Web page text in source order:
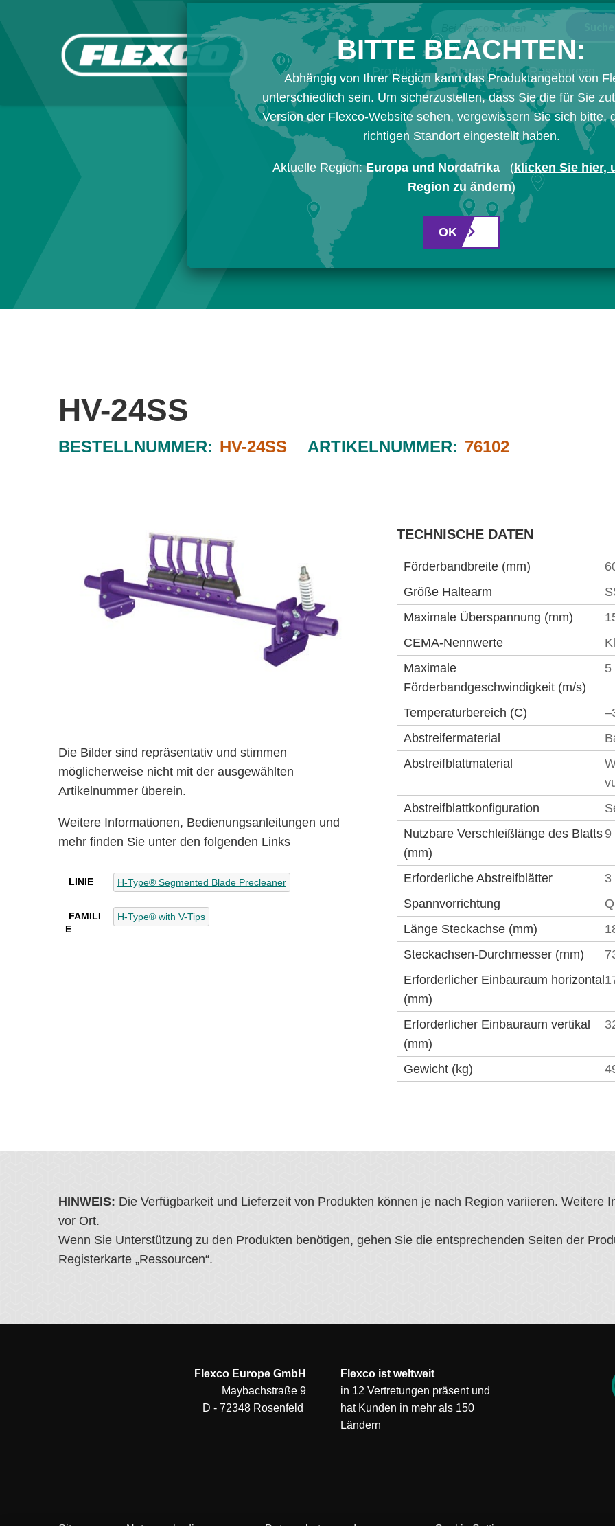
Bei Flexco Suchen
Produkte Branchen Ressourcen
HV-24SS
BESTELLNUMMER: HV-24SS ARTIKELNUMMER: 76102
Die Bilder sind repräsentativ und stimmen
möglicherweise nicht mit der ausgewählten
Artikelnummer überein.
Weitere Informationen, Bedienungsanleitungen und
mehr finden Sie unter den folgenden Links
LINIE H-Type® Segmented Blade Precleaner
FAMILI
E
H-Type® with V-Tips
TECHNISCHE DATEN
Förderbandbreite (mm)
Größe Haltearm
Maximale Überspannung (mm)
CEMA-Nennwerte
Maximale
Förderbandgeschwindigkeit (m/s)
5
Temperaturbereich (C)
Abstreifermaterial
Abstreifblattmaterial
Abstreifblattkonfiguration
Nutzbare Verschleißlänge des Blatts
(mm)
9
Erforderliche Abstreifblätter
3
Spannvorrichtung
Länge Steckachse (mm)
Steckachsen-Durchmesser (mm)
Erforderlicher Einbauraum horizontal
(mm)
Erforderlicher Einbauraum vertikal
(mm)
Gewicht (kg)
HINWEIS: Die Verfügbarkeit und Lieferzeit von Produkten können je nach Region variieren. Weitere
vor Ort.
Wenn Sie Unterstützung zu den Produkten benötigen, gehen Sie die entsprechenden Seiten der
Registerkarte „Ressourcen“.
Flexco Europe GmbH
Maybachstraße 9
D - 72348 Rosenfeld
Flexco ist weltweit
in 12 Vertretungen präsent und
hat Kunden in mehr als 150
Ländern
Sitemap Nutzungsbedingungen Datenschutz Impressum Cookie Settings
BITTE BEACHTEN:
Abhängig von Ihrer Region kann das Produktangebot von
unterschiedlich sein. Um sicherzustellen, dass Sie die für Sie
Version der Flexco-Website sehen, vergewissern Sie sich bitte,
richtigen Standort eingestellt haben.
Aktuelle Region:Europa und Nordafrika (klicken Sie hier,
Region zu ändern)
OK